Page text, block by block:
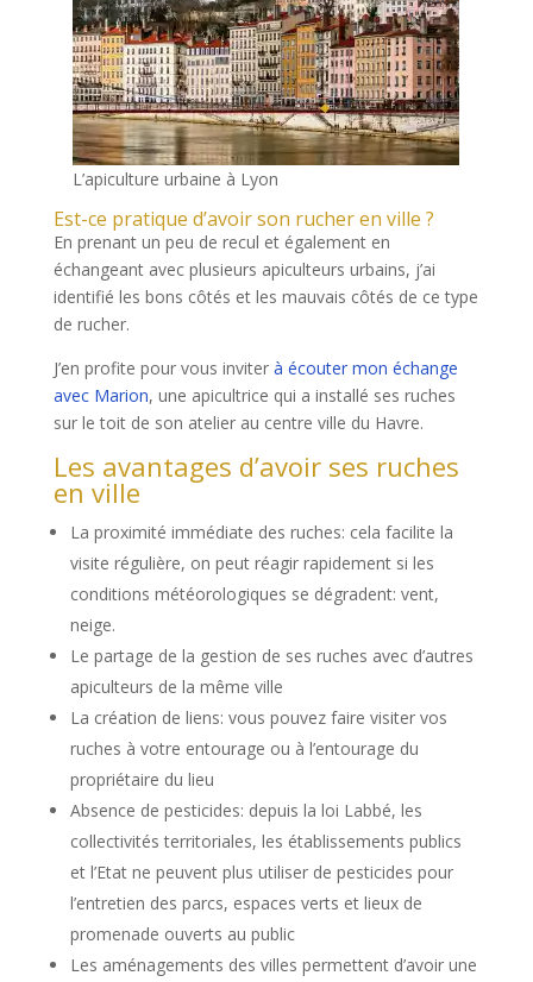
L’apiculture urbaine à Lyon
Est-ce pratique d’avoir son rucher en ville ?
En prenant un peu de recul et également en
échangeant avec plusieurs apiculteurs urbains, j’ai
identifié les bons côtés et les mauvais côtés de ce type
de rucher.
J’en profite pour vous inviter à écouter mon échange
avec Marion, une apicultrice qui a installé ses ruches
sur le toit de son atelier au centre ville du Havre.
Les avantages d’avoir ses ruches
en ville
La proximité immédiate des ruches: cela facilite la
visite régulière, on peut réagir rapidement si les
conditions météorologiques se dégradent: vent,
neige.
Le partage de la gestion de ses ruches avec d’autres
apiculteurs de la même ville
La création de liens: vous pouvez faire visiter vos
ruches à votre entourage ou à l’entourage du
propriétaire du lieu
Absence de pesticides: depuis la loi Labbé, les
collectivités territoriales, les établissements publics
et l’Etat ne peuvent plus utiliser de pesticides pour
l’entretien des parcs, espaces verts et lieux de
promenade ouverts au public
Les aménagements des villes permettent d’avoir une